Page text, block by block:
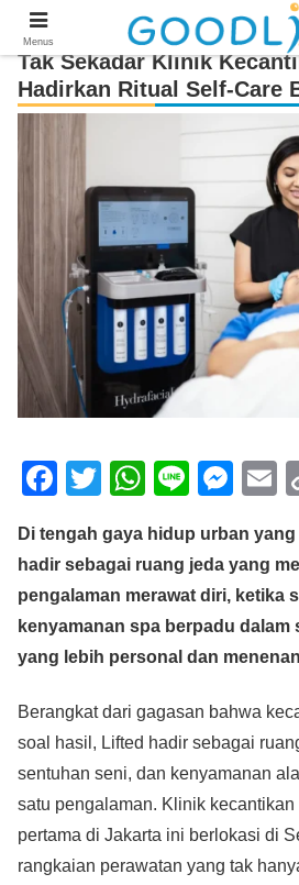
Tak Sekadar Klinik
Hadirkan Ritual Self-Care
F
c
e
b
o
k
T
tt
er
W
at
s
A
p
Li
e
M
ss
e
n
g
E
Di tengah gaya hidup urban
hadir sebagai ruang jeda yang
pengalaman merawat diri, ketika
kenyamanan spa berpadu dalam
yang lebih personal dan
Berangkat dari gagasan bahwa
soal hasil, Lifted hadir sebagai
sentuhan seni, dan kenyamanan
satu pengalaman. Klinik
pertama di Jakarta ini berlokasi di
rangkaian perawatan yang tak
Menus